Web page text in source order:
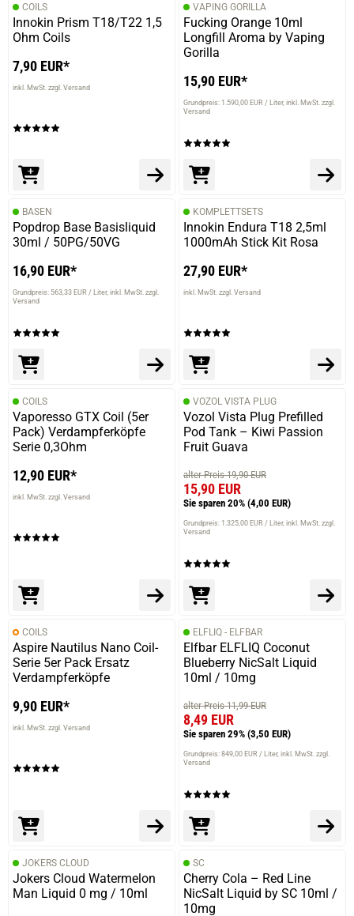
Ronny M.
verifizierter Onlinekauf.
Die bisher beste Vanille, die ich gedampft habe
18.11.2019 — via
verifizierter Onlinekauf.
COILS
Innokin Prism T18/T22 1,5
Ohm Coils
7,90 EUR*
inkl. MwSt. zzgl. Versand
VAPING GORILLA
Fucking Orange 10ml
Longfill Aroma by Vaping
Gorilla
15,90 EUR*
Grundpreis: 1.590,00 EUR / Liter inkl. MwSt. zzgl.
Versand
BASEN
Popdrop Base Basisliquid
30ml / 50PG/50VG
16,90 EUR*
Grundpreis: 563,33 EUR / Liter inkl. MwSt. zzgl.
Versand
KOMPLETTSETS
Innokin Endura T18 2,5ml
1000mAh Stick Kit Rosa
27,90 EUR*
inkl. MwSt. zzgl. Versand
COILS
Vaporesso GTX Coil (5er
Pack) Verdampferköpfe
Serie 0,3Ohm
12,90 EUR*
inkl. MwSt. zzgl. Versand
VOZOL VISTA PLUG
Vozol Vista Plug Prefilled
Pod Tank – Kiwi Passion
Fruit Guava
alter Preis 19,90 EUR
15,90 EUR
Sie sparen 20% (4,00 EUR)
Grundpreis: 1.325,00 EUR / Liter inkl. MwSt. zzgl.
Versand
COILS
Aspire Nautilus Nano Coil-
Serie 5er Pack Ersatz
Verdampferköpfe
9,90 EUR*
inkl. MwSt. zzgl. Versand
ELFLIQ - ELFBAR
Elfbar ELFLIQ Coconut
Blueberry NicSalt Liquid
10ml / 10mg
alter Preis 11,99 EUR
8,49 EUR
Sie sparen 29% (3,50 EUR)
Grundpreis: 849,00 EUR / Liter inkl. MwSt. zzgl.
Versand
JOKERS CLOUD
Jokers Cloud Watermelon
Man Liquid 0 mg / 10ml
SC
Cherry Cola – Red Line
NicSalt Liquid by SC 10ml /
10mg